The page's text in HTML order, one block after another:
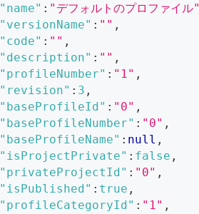
"name" : "デフォルトのプロファイル"
"versionName" : "" ,
"code" : "" ,
"description" : "" ,
"profileNumber" : "1" ,
"revision" : 3 ,
"baseProfileId" : "0" ,
"baseProfileNumber" : "0" ,
"baseProfileName" : null ,
"isProjectPrivate" : false ,
"privateProjectId" : "0" ,
"isPublished" : true ,
"profileCategoryId" : "1" ,